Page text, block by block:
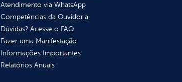
Atendimento via WhatsApp
Competências da Ouvidoria
Dúvidas? Acesse o FAQ
Fazer uma Manifestação
Informações Importantes
Relatórios Anuais